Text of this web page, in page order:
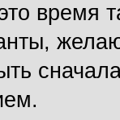
время